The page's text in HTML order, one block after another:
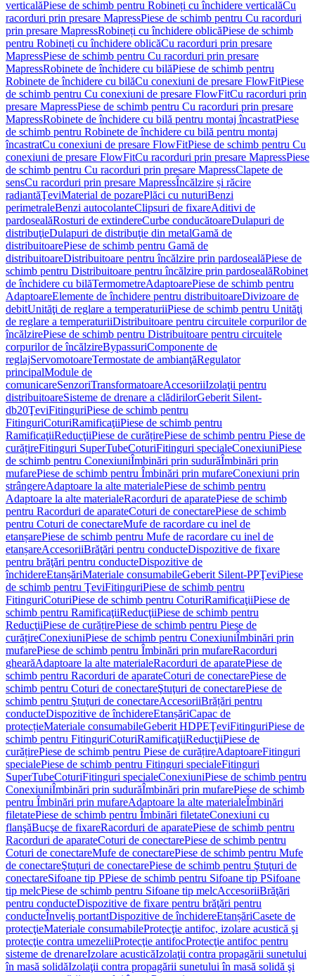
verticalăPiese de schimb pentru Robineți cu închidere verticalăCu
racorduri prin presare MapressPiese de schimb pentru Cu racorduri
prin presare MapressRobineți cu închidere oblicăPiese de schimb
pentru Robineți cu închidere oblicăCu racorduri prin presare
MapressPiese de schimb pentru Cu racorduri prin presare
MapressRobinete de închidere cu bilăPiese de schimb pentru
Robinete de închidere cu bilăCu conexiuni de presare FlowFitPiese
de schimb pentru Cu conexiuni de presare FlowFitCu racorduri prin
presare MapressPiese de schimb pentru Cu racorduri prin presare
MapressRobinete de închidere cu bilă pentru montaj încastratPiese
de schimb pentru Robinete de închidere cu bilă pentru montaj
încastratCu conexiuni de presare FlowFitPiese de schimb pentru Cu
conexiuni de presare FlowFitCu racorduri prin presare MapressPiese
de schimb pentru Cu racorduri prin presare MapressClapete de
sensCu racorduri prin presare MapressÎncălzire și răcire
radiantăŢeviMaterial de pozarePlăci cu nuturiBenzi
perimetraleBenzi autocolanteClipsuri de fixareAditivi de
pardosealăRosturi de extindereCurbe conducătoareDulapuri de
distribuţieDulapuri de distribuţie din metalGamă de
distribuitoarePiese de schimb pentru Gamă de
distribuitoareDistribuitoare pentru încălzire prin pardosealăPiese de
schimb pentru Distribuitoare pentru încălzire prin pardosealăRobinet
de închidere cu bilăTermometreAdaptoarePiese de schimb pentru
AdaptoareElemente de închidere pentru distribuitoareDivizoare de
debitUnităţi de reglare a temperaturiiPiese de schimb pentru Unităţi
de reglare a temperaturiiDistribuitoare pentru circuitele corpurilor de
încălzirePiese de schimb pentru Distribuitoare pentru circuitele
corpurilor de încălzireBypassuriComponente de
reglajServomotoareTermostate de ambianţăRegulator
principalModule de
comunicareSenzoriTransformatoareAccesoriiIzolaţii pentru
distribuitoareSisteme de drenare a clădirilorGeberit Silent-
db20ŢeviFitinguriPiese de schimb pentru
FitinguriCoturiRamificaţiiPiese de schimb pentru
RamificaţiiReducţiiPiese de curățirePiese de schimb pentru Piese de
curățireFitinguri SuperTubeCoturiFitinguri specialeConexiuniPiese
de schimb pentru ConexiuniÎmbinări prin sudurăÎmbinări prin
mufarePiese de schimb pentru Îmbinări prin mufareConexiuni prin
strângereAdaptoare la alte materialePiese de schimb pentru
Adaptoare la alte materialeRacorduri de aparatePiese de schimb
pentru Racorduri de aparateCoturi de conectarePiese de schimb
pentru Coturi de conectareMufe de racordare cu inel de
etanșarePiese de schimb pentru Mufe de racordare cu inel de
etanșareAccesoriiBrăţări pentru conducteDispozitive de fixare
pentru brăţări pentru conducteDispozitive de
închidereEtanșăriMateriale consumabileGeberit Silent-PPŢeviPiese
de schimb pentru ŢeviFitinguriPiese de schimb pentru
FitinguriCoturiPiese de schimb pentru CoturiRamificaţiiPiese de
schimb pentru RamificaţiiReducţiiPiese de schimb pentru
ReducţiiPiese de curățirePiese de schimb pentru Piese de
curățireConexiuniPiese de schimb pentru ConexiuniÎmbinări prin
mufarePiese de schimb pentru Îmbinări prin mufareRacorduri
ghearăAdaptoare la alte materialeRacorduri de aparatePiese de
schimb pentru Racorduri de aparateCoturi de conectarePiese de
schimb pentru Coturi de conectareŞtuţuri de conectarePiese de
schimb pentru Ştuţuri de conectareAccesoriiBrățări pentru
conducteDispozitive de închidereEtanșăriCapac de
protecțieMateriale consumabileGeberit HDPEŢeviFitinguriPiese de
schimb pentru FitinguriCoturiRamificaţiiReducţiiPiese de
curățirePiese de schimb pentru Piese de curățireAdaptoareFitinguri
specialePiese de schimb pentru Fitinguri specialeFitinguri
SuperTubeCoturiFitinguri specialeConexiuniPiese de schimb pentru
ConexiuniÎmbinări prin sudurăÎmbinări prin mufarePiese de schimb
pentru Îmbinări prin mufareAdaptoare la alte materialeÎmbinări
filetatePiese de schimb pentru Îmbinări filetateConexiuni cu
flanşăBucşe de fixareRacorduri de aparatePiese de schimb pentru
Racorduri de aparateCoturi de conectarePiese de schimb pentru
Coturi de conectareMufe de conectarePiese de schimb pentru Mufe
de conectareŞtuţuri de conectarePiese de schimb pentru Ştuţuri de
conectareSifoane tip PPiese de schimb pentru Sifoane tip PSifoane
tip melcPiese de schimb pentru Sifoane tip melcAccesoriiBrăţări
pentru conducteDispozitive de fixare pentru brăţări pentru
conducteÎnveliş portantDispozitive de închidereEtanșăriCasete de
protecţieMateriale consumabileProtecţie antifoc, izolare acustică şi
protecţie contra umezeliiProtecţie antifocProtecţie antifoc pentru
sisteme de drenareIzolare acusticăIzolaţii contra propagării sunetului
în masă solidăIzolaţii contra propagării sunetului în masă solidă şi